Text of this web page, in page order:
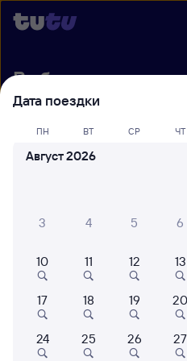
Выберите день,
билеты Сенная —
Откуда
Найти
Дата поездки
ПН ВТ СР ЧТ
Август 2026
3 4 5 6
10 11 12 13
17 18 19 20
24 25 26 27